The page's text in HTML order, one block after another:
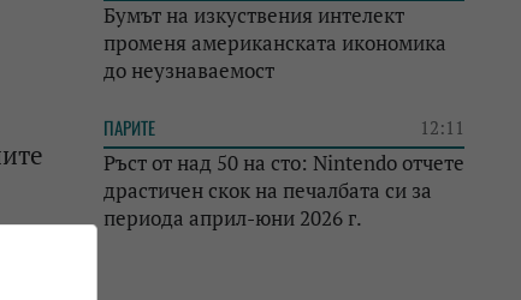
Бумът на изкуствения интелект
променя американската икономика
до неузнаваемост
ПАРИТЕ 12:11
Ръст от над 50 на сто: Nintendo отчете
драстичен скок на печалбата си за
периода април-юни 2026 г.